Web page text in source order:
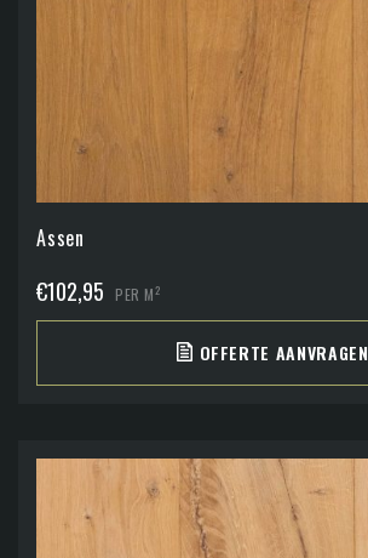
Assen
€102,95 PER M2
OFFERTE AANVRAGEN